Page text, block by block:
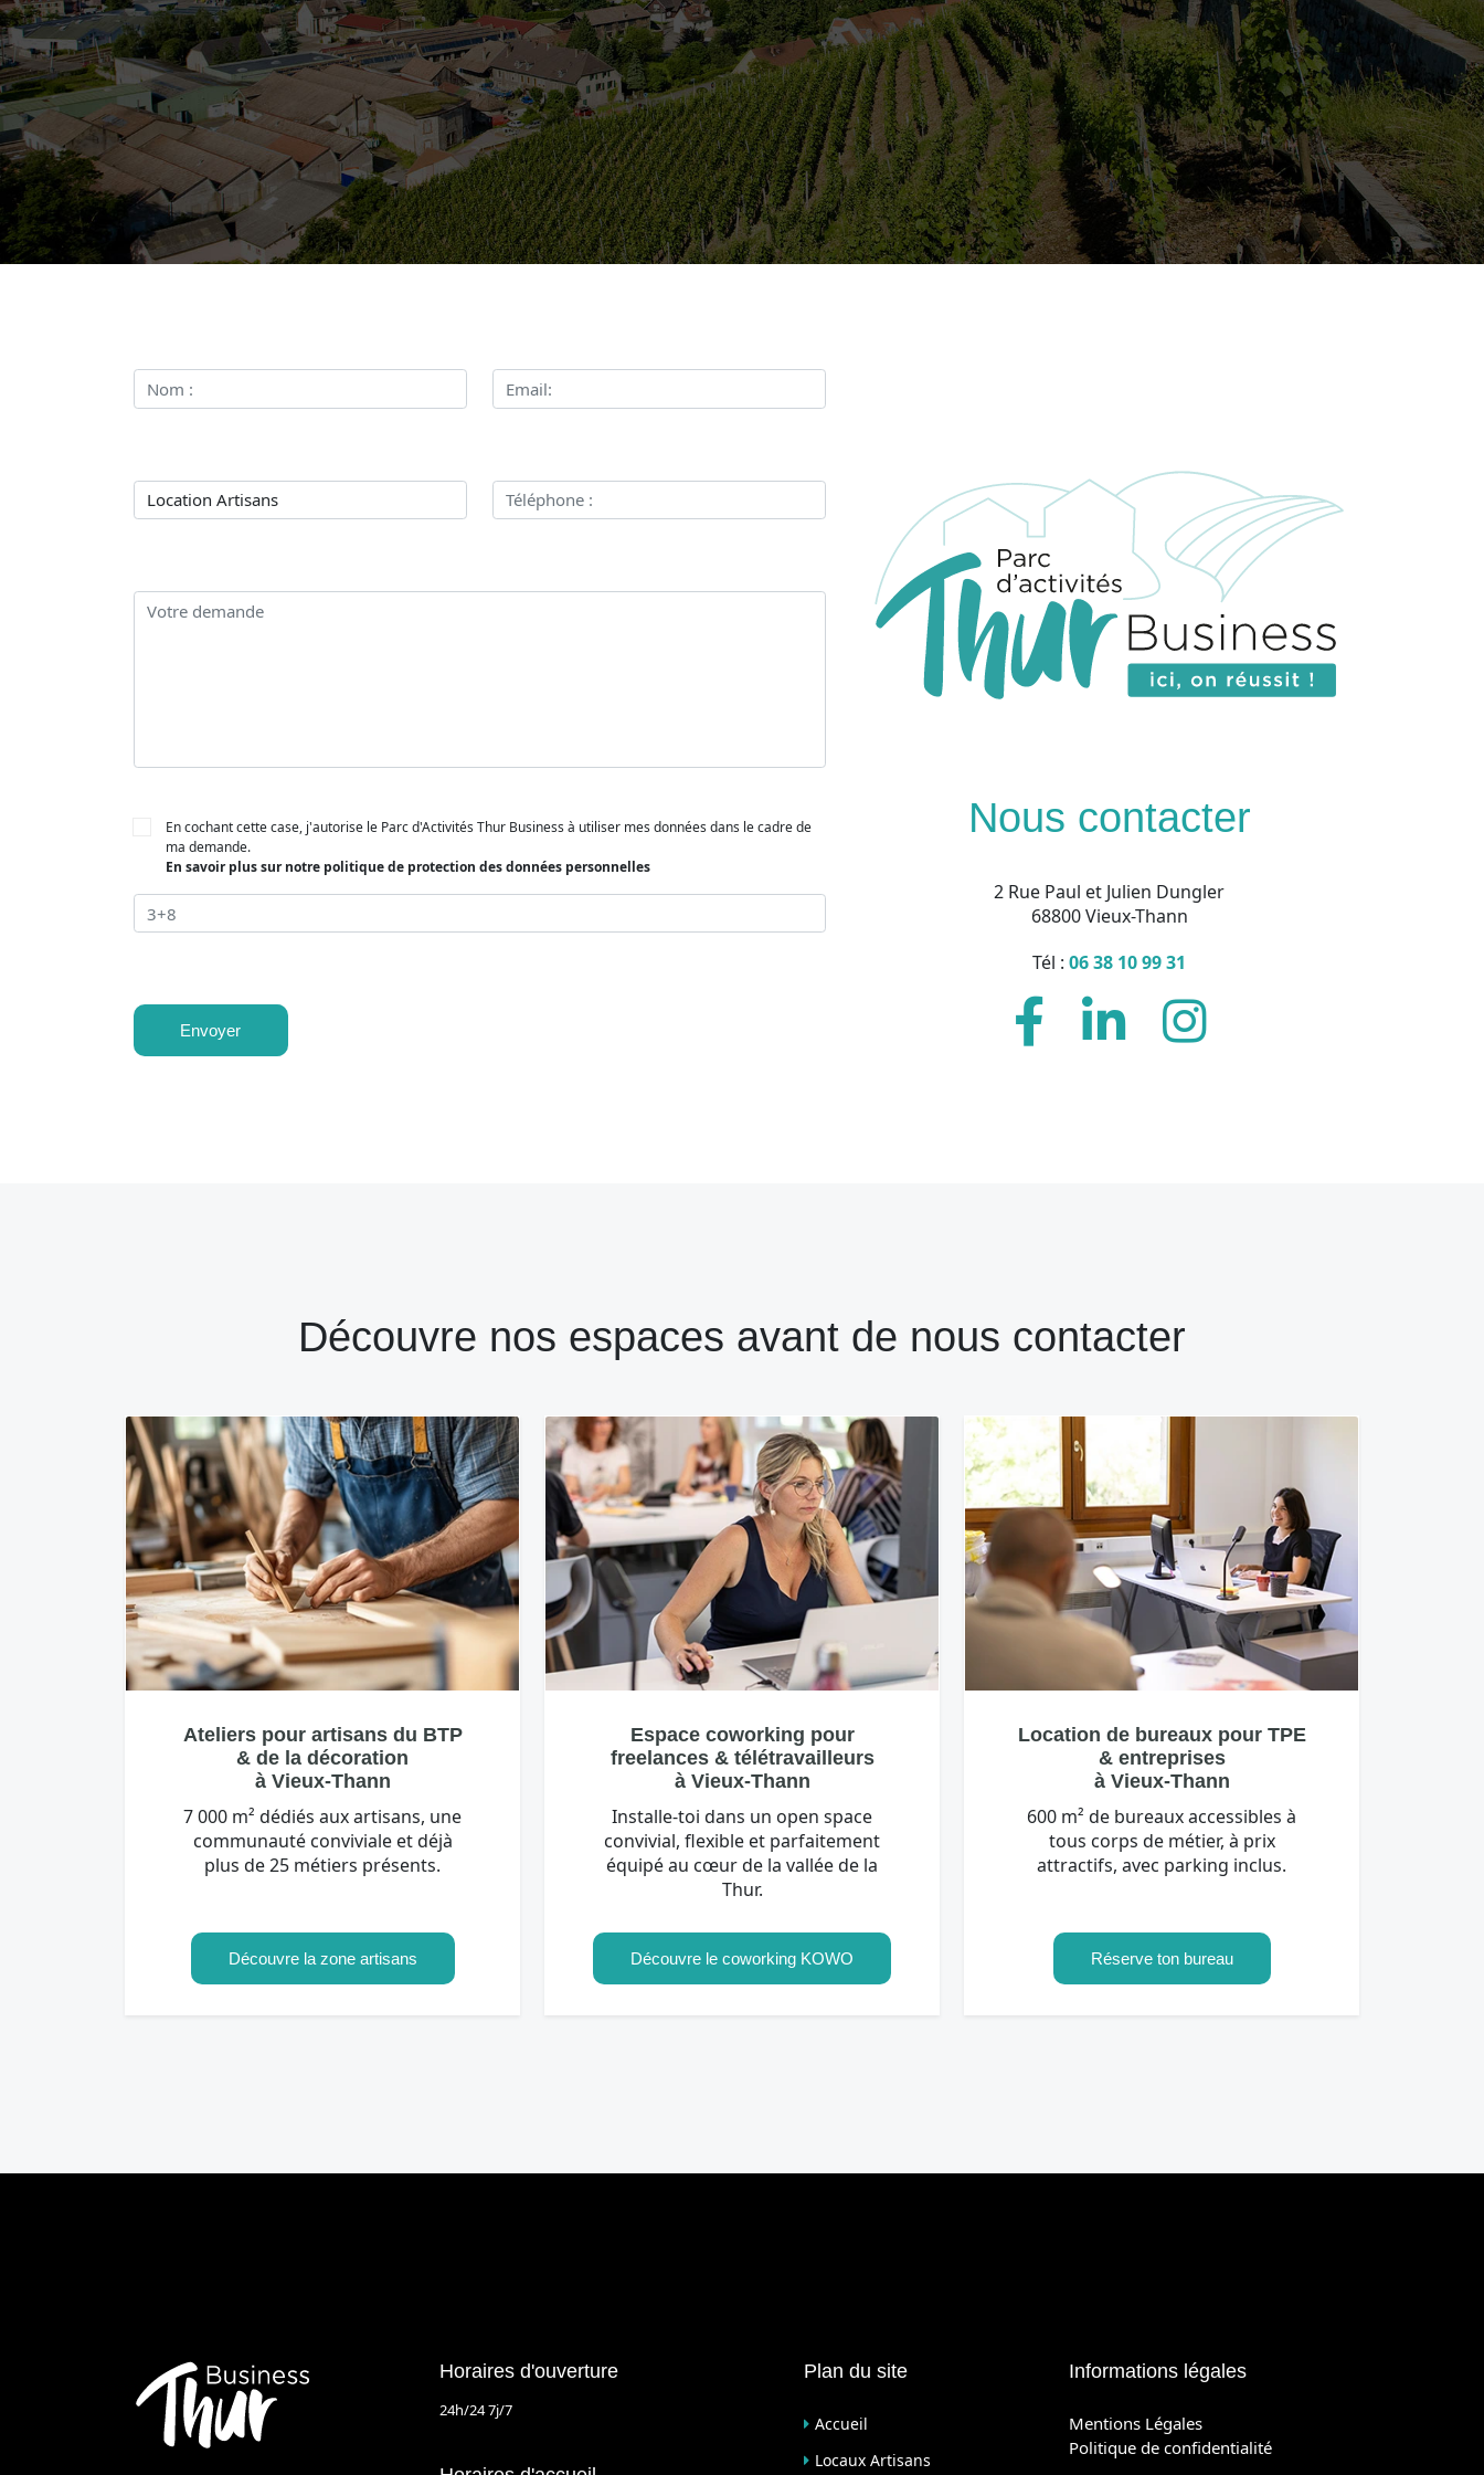
En cochant cette case, j'autorise le Parc d'Activités Thur Business à utiliser mes données dans le cadre de
ma demande.
En savoir plus sur notre politique de protection des données personnelles
Envoyer
Nous contacter
2 Rue Paul et Julien Dungler
68800 Vieux-Thann
Tél : 06 38 10 99 31
Découvre nos espaces avant de nous contacter
Ateliers pour artisans du BTP
& de la décoration
à Vieux-Thann
7 000 m² dédiés aux artisans, une
communauté conviviale et déjà
plus de 25 métiers présents.
Découvre la zone artisans
Espace coworking pour
freelances & télétravailleurs
à Vieux-Thann
Installe-toi dans un open space
convivial, flexible et parfaitement
équipé au cœur de la vallée de la
Thur.
Découvre le coworking KOWO
Location de bureaux pour TPE
& entreprises
à Vieux-Thann
600 m² de bureaux accessibles à
tous corps de métier, à prix
attractifs, avec parking inclus.
Réserve ton bureau
Horaires d'ouverture
24h/24 7j/7
Plan du site
Accueil
Locaux Artisans
Informations légales
Mentions Légales
Politique de confidentialité